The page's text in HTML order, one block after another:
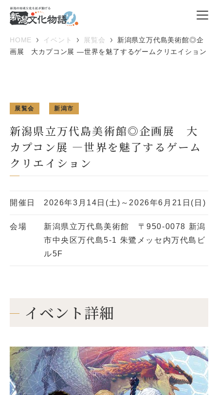
HOME イベント 展覧会
新潟県立万代島美術館◎企
画展 大カプコン展 ―世界を魅了するゲームクリエイション
展覧会 新潟市
新潟県立万代島美術館◎企画展 大
カプコン展 ―世界を魅了するゲーム
クリエイション
開催日 2026年3月14日(土)～2026年6月21日(日)
会場
新潟県立万代島美術館 〒950-0078 新潟
市中央区万代島5-1 朱鷺メッセ内万代島ビ
ル5F
イベント詳細